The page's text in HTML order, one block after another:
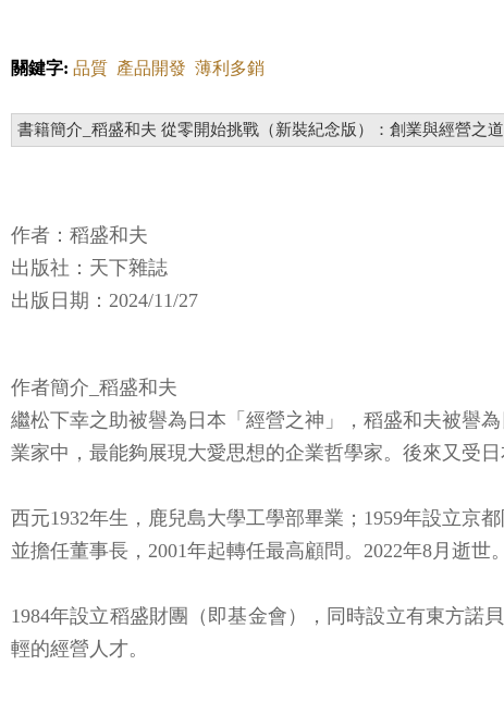
關鍵字: 品質 產品開發 薄利多銷
書籍簡介_稻盛和夫 從零開始挑戰（新裝紀念版）：創業與經營之道
作者：稻盛和夫
出版社：天下雜誌
出版日期：2024/11/27
作者簡介_稻盛和夫
繼松下幸之助被譽為日本「經營之神」，稻盛和夫被譽
業家中，最能夠展現大愛思想的企業哲學家。後來又受
西元1932年生，鹿兒島大學工學部畢業；1959年設立京
並擔任董事長，2001年起轉任最高顧問。2022年8月逝世。
1984年設立稻盛財團（即基金會），同時設立有東方諾
輕的經營人才。